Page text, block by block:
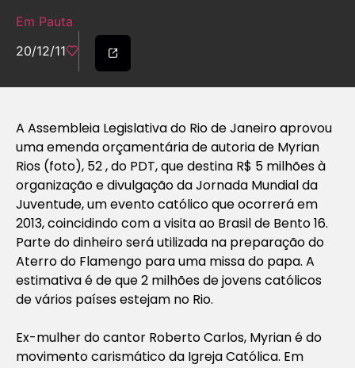
Em Pauta
20/12/11
A Assembleia Legislativa do Rio de Janeiro aprovou
uma emenda orçamentária de autoria de Myrian
Rios (foto), 52 , do PDT, que destina R$ 5 milhões à
organização e divulgação da Jornada Mundial da
Juventude, um evento católico que ocorrerá em
2013, coincidindo com a visita ao Brasil de Bento 16.
Parte do dinheiro será utilizada na preparação do
Aterro do Flamengo para uma missa do papa. A
estimativa é de que 2 milhões de jovens católicos
de vários países estejam no Rio.
Ex-mulher do cantor Roberto Carlos, Myrian é do
movimento carismático da Igreja Católica. Em